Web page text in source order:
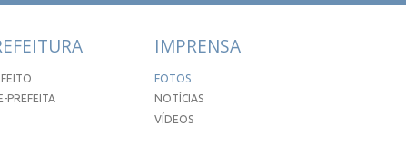
PREFEITA
IMPRENSA
FOTOS
NOTÍCIAS
VÍDEOS